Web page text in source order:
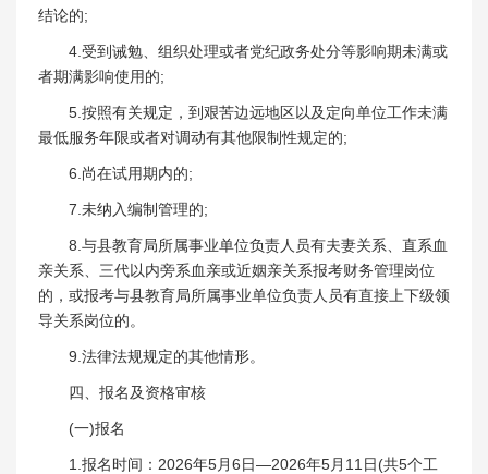
结论的;
4.受到诫勉、组织处理或者党纪政务处分等影响期未满或
者期满影响使用的;
5.按照有关规定，到艰苦边远地区以及定向单位工作未满
最低服务年限或者对调动有其他限制性规定的;
6.尚在试用期内的;
7.未纳入编制管理的;
8.与县教育局所属事业单位负责人员有夫妻关系、直系血
亲关系、三代以内旁系血亲或近姻亲关系报考财务管理岗位
的，或报考与县教育局所属事业单位负责人员有直接上下级领
导关系岗位的。
9.法律法规规定的其他情形。
四、报名及资格审核
(一)报名
1.报名时间：2026年5月6日—2026年5月11日(共5个工